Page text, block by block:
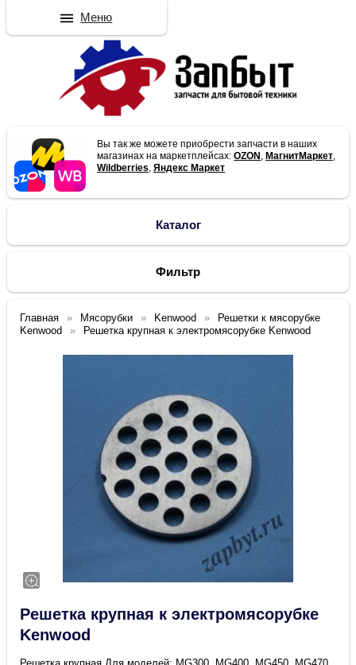
Вы так же можете приобрести запчасти в наших
магазинах на маркетплейсах:OZON , МагнитМаркет,
Wildberries,Яндекс Маркет
Каталог
Фильтр
Главная Мясорубки Kenwood
Решетки к мясорубке
Kenwood
Решетка крупная к электромясорубке Kenwood
Решетка крупная к электромясорубке
Kenwood
Меню